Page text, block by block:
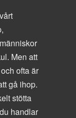
Men att
ofta är
gå ihop.
stötta
handlar